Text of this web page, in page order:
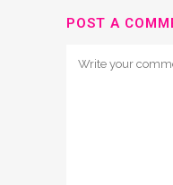
POST A